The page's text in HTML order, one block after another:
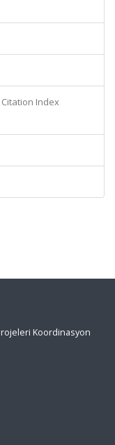
Citation Index
Koordinasyon